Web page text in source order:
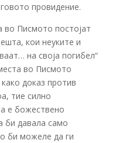
провидение.
во Писмото постојат
кои неуките и
на своја погибел“
во Писмото
доказ против
тие силно
е божествено
би давала само
би можеле да ги